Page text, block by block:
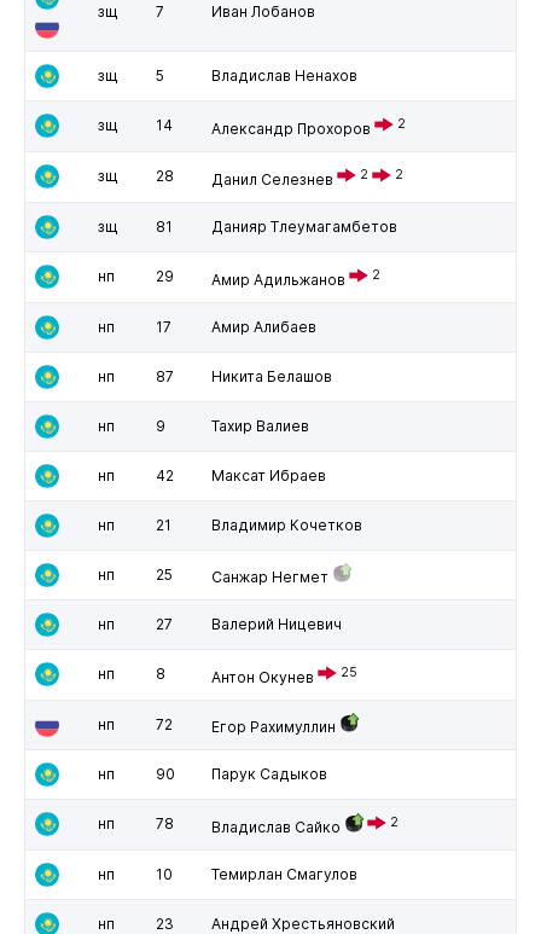
зщ 7 Иван Лобанов
зщ 5 Владислав Ненахов
зщ 14 Александр Прохоров 2
зщ 28 Данил Селезнев 2 2
зщ 81 Данияр Тлеумагамбетов
нп 29 Амир Адильжанов 2
нп 17 Амир Алибаев
нп 87 Никита Белашов
нп 9 Тахир Валиев
нп 42 Максат Ибраев
нп 21 Владимир Кочетков
нп 25 Санжар Негмет
нп 27 Валерий Ницевич
нп 8 Антон Окунев 25
нп 72 Егор Рахимуллин
нп 90 Парук Садыков
нп 78 Владислав Сайко 2
нп 10 Темирлан Смагулов
нп 23 Андрей Хрестьяновский